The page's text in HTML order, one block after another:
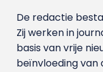
De redactie
Zij werken in
basis van vrije
beïnvloeding van